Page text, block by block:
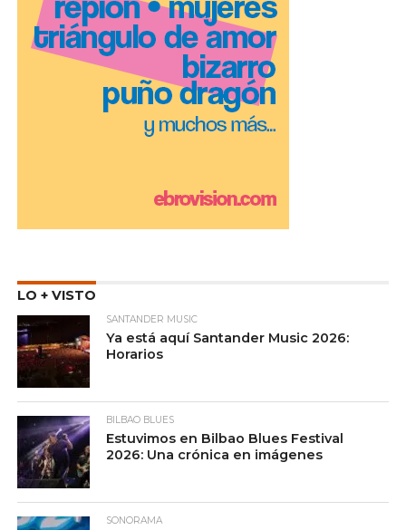
LO + VISTO
SANTANDER MUSIC
Ya está aquí Santander Music 2026:
Horarios
BILBAO BLUES
Estuvimos en Bilbao Blues Festival
2026: Una crónica en imágenes
SONORAMA